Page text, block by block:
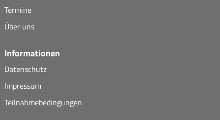
Termine
Über uns
Informationen
Datenschutz
Impressum
Teilnahmebedingungen